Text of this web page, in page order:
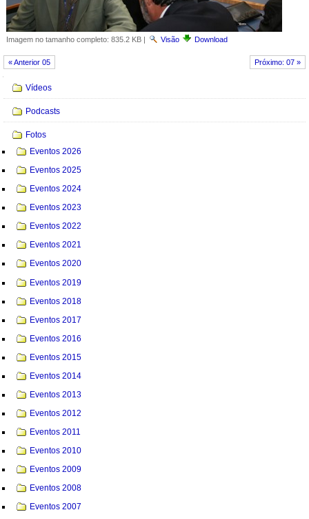
Imagem no tamanho completo: 835.2 KB| Visão Download
« Anterior 05 Próximo: 07 »
Vídeos
Podcasts
Fotos
Eventos 2026
Eventos 2025
Eventos 2024
Eventos 2023
Eventos 2022
Eventos 2021
Eventos 2020
Eventos 2019
Eventos 2018
Eventos 2017
Eventos 2016
Eventos 2015
Eventos 2014
Eventos 2013
Eventos 2012
Eventos 2011
Eventos 2010
Eventos 2009
Eventos 2008
Eventos 2007